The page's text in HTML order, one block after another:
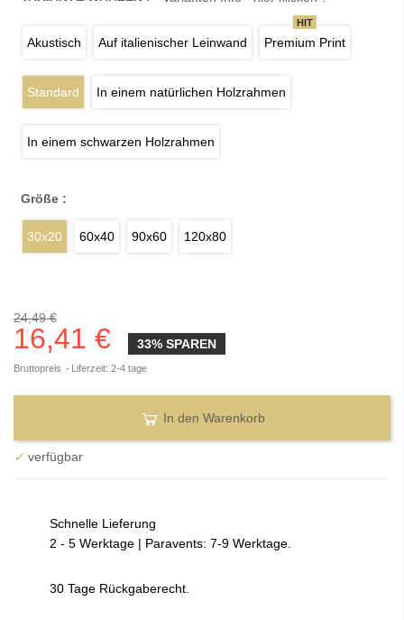
Akustisch Auf italienischer Leinwand Premium Print
HIT
Standard In einem natürlichen Holzrahmen
In einem schwarzen Holzrahmen
Größe :
30x20 60x40 90x60 120x80
24,49 €
16,41 € 33% SPAREN
Bruttopreis Liferzeit: 2-4 tage
In den Warenkorb
✓ verfügbar
Schnelle Lieferung
2 - 5 Werktage | Paravents: 7-9 Werktage.
30 Tage Rückgaberecht.